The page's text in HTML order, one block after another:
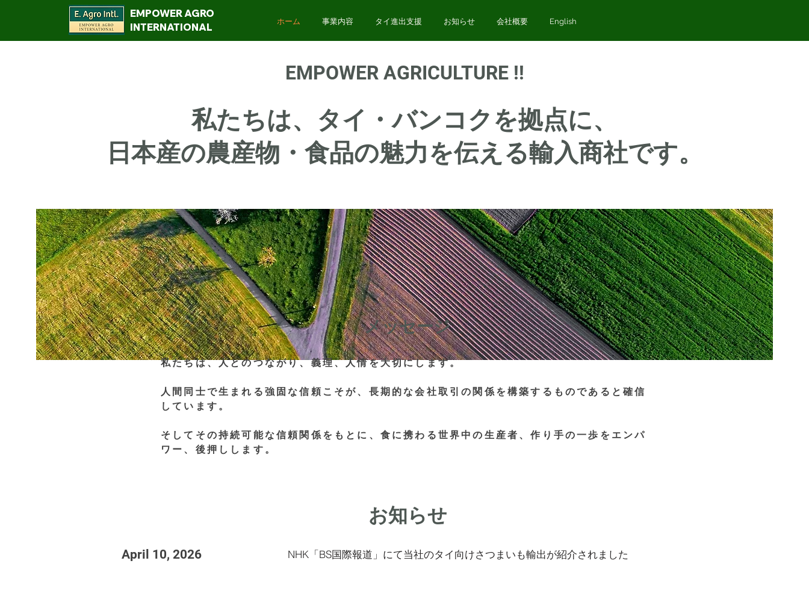
EMPOWER AGRO
INTERNATIONAL
ホーム 事業内容 タイ進出支援 お知らせ 会社概要 English
EMPOWER AGRICULTURE !!
私たちは、タイ・バンコクを拠点に、
日本産の農産物・食品の魅力を伝える輸入商社です。
メッセージ
私たちは、人とのつながり、義理、人情を大切にします。
人間同士で生まれる強固な信頼こそが、長期的な会社取引の関係を構築するものであると確信
しています。
そしてその持続可能な信頼関係をもとに、食に携わる世界中の生産者、作り手の一歩をエンパ
ワー、後押しします。
​お知らせ
April 10, 2026 NHK「BS国際報道」にて当社のタイ向けさつまいも輸出が紹介されました